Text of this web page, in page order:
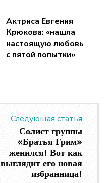
Актриса Евгения
Крюкова: «нашла
настоящую любовь
с пятой попытки»
Следующая статья
Солист группы
«Братья Грим»
женился! Вот как
выглядит его новая
избранница!